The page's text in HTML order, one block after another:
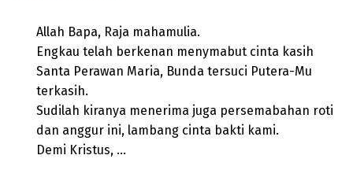
Allah Bapa, Raja mahamulia.
Engkau telah berkenan menymabut cinta kasih
Santa Perawan Maria, Bunda tersuci Putera-Mu
terkasih.
Sudilah kiranya menerima juga persemabahan roti
dan anggur ini, lambang cinta bakti kami.
Demi Kristus, …